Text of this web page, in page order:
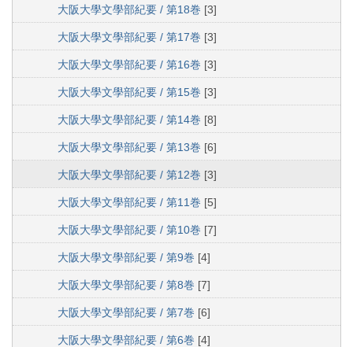
大阪大學文學部紀要 / 第18巻 [3]
大阪大學文學部紀要 / 第17巻 [3]
大阪大學文學部紀要 / 第16巻 [3]
大阪大學文學部紀要 / 第15巻 [3]
大阪大學文學部紀要 / 第14巻 [8]
大阪大學文學部紀要 / 第13巻 [6]
大阪大學文學部紀要 / 第12巻 [3]
大阪大學文學部紀要 / 第11巻 [5]
大阪大學文學部紀要 / 第10巻 [7]
大阪大學文學部紀要 / 第9巻 [4]
大阪大學文學部紀要 / 第8巻 [7]
大阪大學文學部紀要 / 第7巻 [6]
大阪大學文學部紀要 / 第6巻 [4]